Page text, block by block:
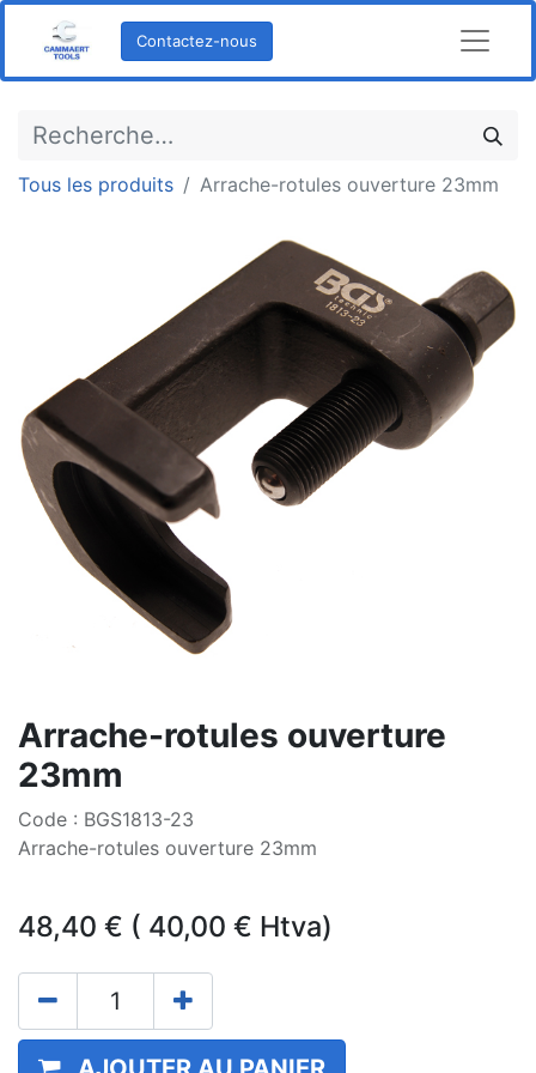
Contactez-nous
Tous les produits Arrache-rotules ouverture 23mm
Arrache-rotules ouverture
23mm
Code : BGS1813-23
Arrache-rotules ouverture 23mm
48,40 € ( 40,00 € Htva)